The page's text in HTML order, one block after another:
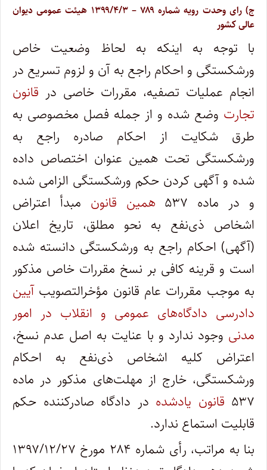
ج) رای وحدت‌ رویه شماره ۷۸۹ – ۱۳۹۹/۴/۳ هیئت‌ عمومی دیوان
‌عالی ‌کشور
با توجه به اینکه به لحاظ وضعیت خاص
ورشکستگی و احکام راجع به آن و لزوم تسریع در
انجام عملیات تصفیه، مقررات خاصی در قانون
تجارت وضع شده و از جمله فصل مخصوصی به
طرق شکایت از احکام صادره راجع به
ورشکستگی تحت همین عنوان اختصاص داده
شده و آگهی کردن حکم ورشکستگی الزامی شده
و در ماده ۵۳۷
همین قانون مبدأ اعتراض
اشخاص ذی‌نفع به نحو مطلق، تاریخ اعلان
(آگهی) احکام راجع به ورشکستگی دانسته شده
است و قرینه کافی بر نسخ مقررات خاص مذکور
به موجب مقررات عام قانون مؤخر‌التصویبآیین
دادرسی دادگاه‌های عمومی و انقلاب در امور
مدنی وجود ندارد و با عنایت به اصل عدم نسخ،
اعتراض کلیه اشخاص ذی‌نفع به احکام
ورشکستگی، خارج از مهلت‌های مذکور در ماده
۵۳۷ قانون یادشده در دادگاه صادرکننده حکم
قابلیت استماع ندارد.
بنا به مراتب، رأی شماره ۲۸۴ مورخ ۱۳۹۷/۱۲/۲۷